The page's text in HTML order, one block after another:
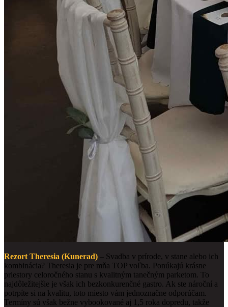
Rezort Theresia (Kunerad) – Svadba v prírode, v stane alebo ich
kombinácia? Theresia je pre mňa TOP voľba. Ponúkajú krásne
priestory celoročného stanu s kvalitným tanečným parketom. To
najdôležitejšie je však ich bezkonkurenčné gastro. Ak ste nároční a
potrpíte si na kvalitu, toto miesto vám jednoznačne odporúčam.
Termíny sú však bežne vybookované aj 1,5 roka dopredu, takže